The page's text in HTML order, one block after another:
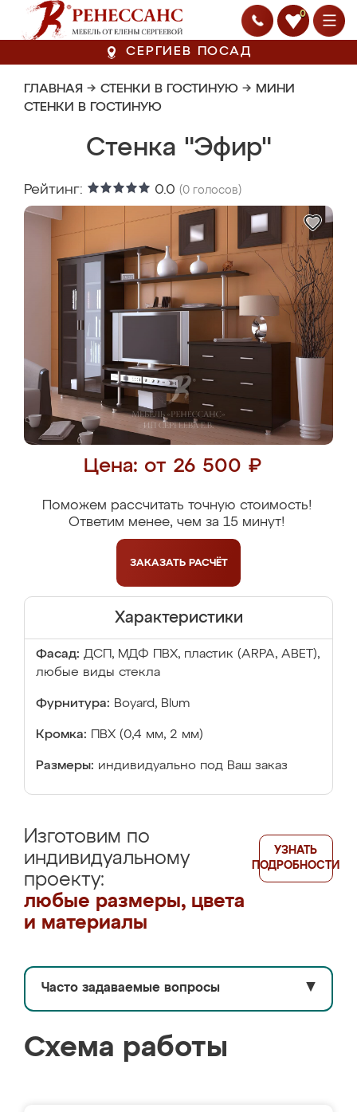
0
СЕРГИЕВ ПОСАД
ГЛАВНАЯ → СТЕНКИ В ГОСТИНУЮ → МИНИ
СТЕНКИ В ГОСТИНУЮ
Стенка "Эфир"
Рейтинг: 0.0 (0 голосов)
Цена: от 26 500 ₽
Поможем рассчитать точную стоимость!
Ответим менее, чем за 15 минут!
ЗАКАЗАТЬ РАСЧЁТ
Характеристики
Фасад: ДСП, МДФ ПВХ, пластик (ARPA, ABET),
любые виды стекла
Фурнитура: Boyard, Blum
Кромка: ПВХ (0,4 мм, 2 мм)
Размеры: индивидуально под Ваш заказ
Изготовим по
индивидуальному
проекту:
любые размеры, цвета
и материалы
УЗНАТЬ
ПОДРОБНОСТИ
Часто задаваемые вопросы ▼
Схема работы